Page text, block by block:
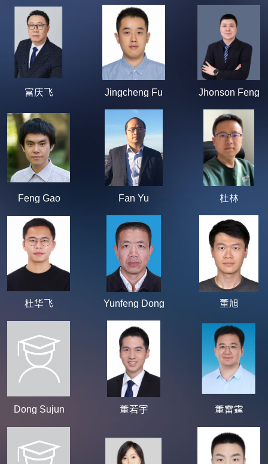
富庆飞 Jingcheng Fu Jhonson Feng
Feng Gao Fan Yu 杜林
杜华飞 Yunfeng Dong 董旭
Dong Sujun 董若宇 董雷霆